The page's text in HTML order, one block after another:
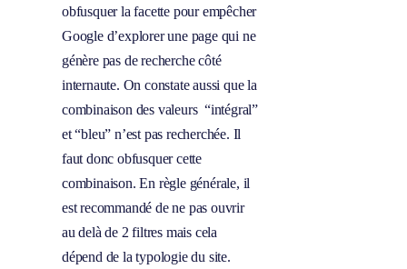
obfusquer la facette pour empêcher
Google d’explorer une page qui ne
génère pas de recherche côté
internaute. On constate aussi que la
combinaison des valeurs “intégral”
et “bleu” n’est pas recherchée. Il
faut donc obfusquer cette
combinaison. En règle générale, il
est recommandé de ne pas ouvrir
au delà de 2 filtres mais cela
dépend de la typologie du site.